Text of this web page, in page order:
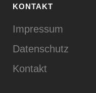
KONTAKT
Impressum
Datenschutz
Kontakt